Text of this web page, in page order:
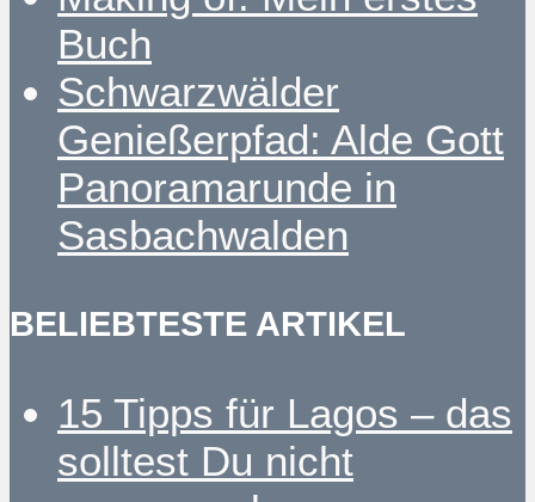
Buch
Schwarzwälder
Genießerpfad: Alde Gott
Panoramarunde in
Sasbachwalden
BELIEBTESTE ARTIKEL
15 Tipps für Lagos – das
solltest Du nicht